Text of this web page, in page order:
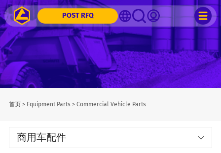
POST RFQ
首页> Equipment Parts > Commercial Vehicle Parts
商用车配件